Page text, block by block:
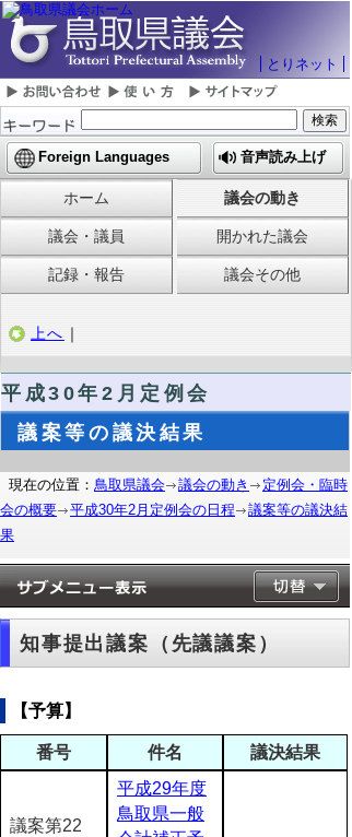
とりネット
Foreign Languages 音声読み上げ
ホーム 議会の動き
議会・議員 開かれた議会
記録・報告 議会その他
上へ ｜
平成30年2月定例会
議案等の議決結果
現在の位置： 鳥取県議会 議会の動き
定例会・臨時
会の概要
平成30年2月定例会の日程
議案等の議決結
果
知事提出議案（先議議案）
【予算】
番号 件名 議決結果
議案第22
平成29年度
鳥取県一般